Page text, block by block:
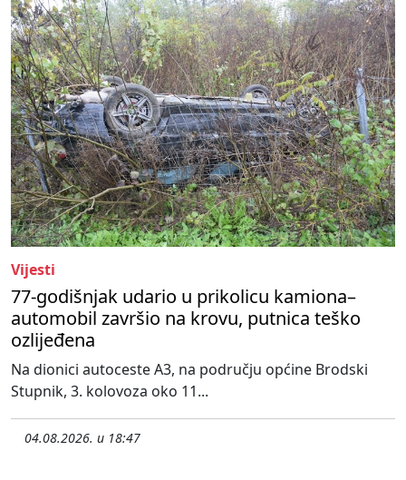
Vijesti
77-godišnjak udario u prikolicu kamiona–
automobil završio na krovu, putnica teško
ozlijeđena
Na dionici autoceste A3, na području općine Brodski
Stupnik, 3. kolovoza oko 11...
04.08.2026. u 18:47